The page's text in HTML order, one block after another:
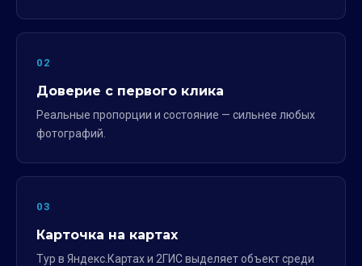
02
Доверие с первого клика
Реальные пропорции и состояние — сильнее любых
фотографий.
03
Карточка на картах
Тур в Яндекс.Картах и 2ГИС выделяет объект среди